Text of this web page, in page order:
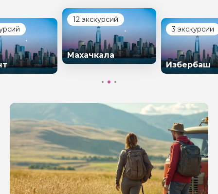
12 экскурсий
Махачкала
3 экскурсии
Избербаш